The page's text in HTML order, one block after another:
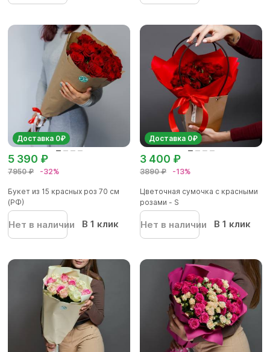
Доставка 0₽
7950 ₽ -32%
5 390 ₽
Букет из 15 красных роз 70 см
(РФ)
Нет в наличии В 1 клик
Доставка 0₽
3890 ₽ -13%
3 400 ₽
Цветочная сумочка с красными
розами - S
Нет в наличии В 1 клик